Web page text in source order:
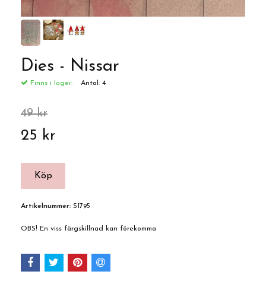
Dies - Nissar
Finns i lager: Antal: 4
49 kr
25 kr
Artikelnummer: S1795
OBS! En viss färgskillnad kan förekomma